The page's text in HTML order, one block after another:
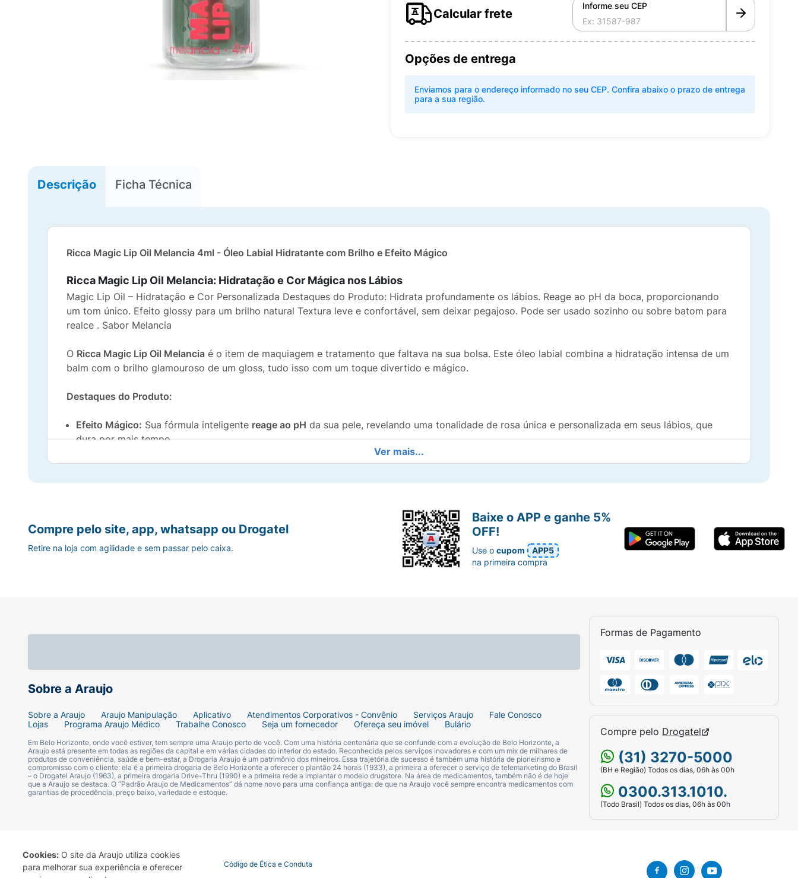
Cookies: O site da Araujo utiliza cookies
para melhorar sua experiência e oferecer
Calcular frete
Informe seu CEP
Opções de entrega
Enviamos para o endereço informado no seu CEP. Confira abaixo o prazo de entrega
para a sua região.
Descrição Ficha Técnica
Ricca Magic Lip Oil Melancia 4ml - Óleo Labial Hidratante com Brilho e Efeito Mágico
Ricca Magic Lip Oil Melancia: Hidratação e Cor Mágica nos Lábios
Magic Lip Oil – Hidratação e Cor Personalizada Destaques do Produto: Hidrata profundamente os lábios. Reage ao pH da boca, proporcionando
um tom único. Efeito glossy para um brilho natural Textura leve e confortável, sem deixar pegajoso. Pode ser usado sozinho ou sobre batom para
realce . Sabor Melancia
O Ricca Magic Lip Oil Melancia é o item de maquiagem e tratamento que faltava na sua bolsa. Este óleo labial combina a hidratação intensa de um
balm com o brilho glamouroso de um gloss, tudo isso com um toque divertido e mágico.
Destaques do Produto:
Efeito Mágico: Sua fórmula inteligente reage ao pH da sua pele, revelando uma tonalidade de rosa única e personalizada em seus lábios, que
dura por mais tempo.
Hidratação Profunda:Com textura confortável e não pegajosa, oLip Oilnutre ehidrata intensamenteos lábios, combatendo o ressecamento e
deixando-os macios e saudáveis.
Proporciona um brilho espelhado que realça o volume natural dos lábios, deixando-os com um aspecto irresistível.
Aroma Delicioso: Possui um aroma agradável de para tornar a aplicação ainda mais prazerosa.
conta com um charmoso aplicador com um detalhe em formato de melancia, perfeito para colecionar.
Ver mais...
Sobre a Araujo
Sobre a Araujo Araujo Manipulação Aplicativo Atendimentos Corporativos - Convênio Serviços Araujo
Fale Conosco
Lojas
Programa Araujo Médico Trabalhe Conosco Seja um fornecedor Ofereça seu imóvel Bulário
Em Belo Horizonte, onde você estiver, tem sempre uma Araujo perto de você. Com uma história centenária que se confunde com a evolução de Belo Horizonte, a
Araujo está presente em todas as regiões da capital e em várias cidades do interior do estado. Reconhecida pelos serviços inovadores e com um mix de milhares de
produtos de conveniência, saúde e bem-estar, a Drogaria Araujo é um patrimônio dos mineiros. Essa trajetória de sucesso é também uma história de pioneirismo e
compromisso com o cliente: ela é a primeira drogaria de Belo Horizonte a oferecer o plantão 24 horas (1933), a primeira a oferecer o serviço de telemarketing do Brasil
– o Drogatel Araujo (1963), a primeira drogaria Drive-Thru (1990) e a primeira rede a implantar o modelo drugstore. Na área de medicamentos, também não é de hoje
que a Araujo se destaca. O “Padrão Araujo de Medicamentos” dá nome novo para uma confiança antiga: de que na Araujo você sempre encontra medicamentos com
garantias de procedência, preço baixo, variedade e estoque.
Formas de Pagamento
Compre pelo Drogatel
(31) 3270-5000
(BH e Região) Todos os dias, 06h às 00h
0300.313.1010.
(Todo Brasil) Todos os dias, 06h às 00h
Compre pelo site, app, whatsapp ou Drogatel
Retire na loja com agilidade e sem passar pelo caixa.
Baixe o APP e ganhe 5%
OFF!
Use ocupom
APP5
na primeira compra
Termo de Uso Portal da Privacidade Covid-19 Código de Ética e Conduta